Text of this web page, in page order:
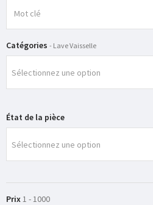
Catégories - Lave Vaisselle
Sélectionnez une option
État de la pièce
Sélectionnez une option
Prix1 -1000